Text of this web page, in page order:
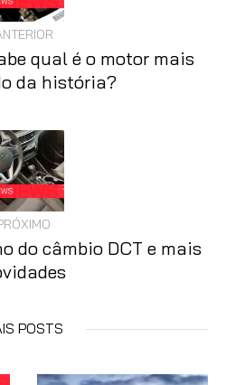
qual é o motor mais
da história?
do câmbio DCT e mais
POSTS